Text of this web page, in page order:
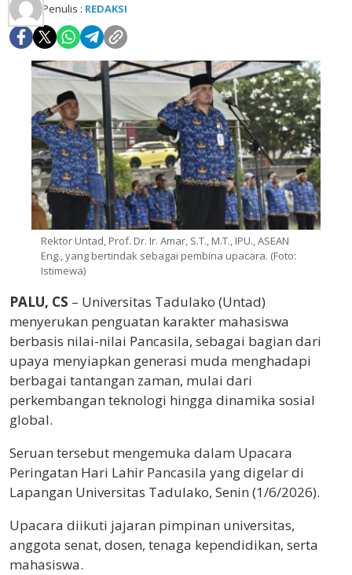
Penulis : REDAKSI
Rektor Untad, Prof. Dr. Ir. Amar, S.T., M.T., IPU., ASEAN
Eng., yang bertindak sebagai pembina upacara. (Foto:
Istimewa)
PALU, CS – Universitas Tadulako (Untad)
menyerukan penguatan karakter mahasiswa
berbasis nilai-nilai Pancasila, sebagai bagian dari
upaya menyiapkan generasi muda menghadapi
berbagai tantangan zaman, mulai dari
perkembangan teknologi hingga dinamika sosial
global.
Seruan tersebut mengemuka dalam Upacara
Peringatan Hari Lahir Pancasila yang digelar di
Lapangan Universitas Tadulako, Senin (1/6/2026).
Upacara diikuti jajaran pimpinan universitas,
anggota senat, dosen, tenaga kependidikan, serta
mahasiswa.